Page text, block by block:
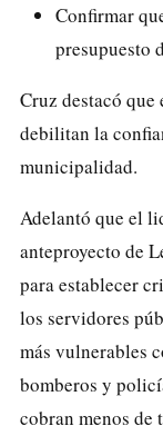
Confirmar
presupuesto
Cruz destacó que
debilitan la
municipalidad.
Adelantó que el
anteproyecto de
para establecer
los servidores
más vulnerables
bomberos y
cobran menos de